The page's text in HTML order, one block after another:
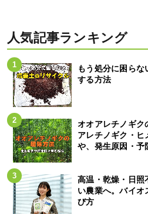
人気記事ランキング
もう処分に困ら
する方法
オオアレチノギク
アレチノギク・ヒ
や、発生原因・予
高温・乾燥・日照
い農業へ。バイオ
び方